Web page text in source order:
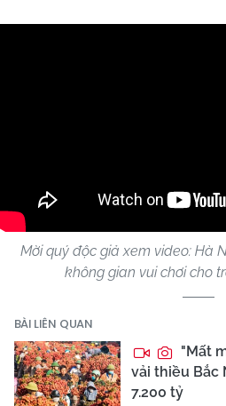
Mời quý độc giả xem video: Hà
không gian vui chơi cho
BÀI LIÊN QUAN
"Mất
vải thiều Bắc
7.200 tỷ